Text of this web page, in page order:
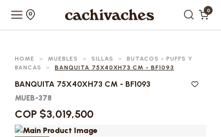
0
HOME > MUEBLES > SILLAS >
BUTACOS - PUFFS Y
BANCAS
> BANQUITA 75X40XH73 CM - BF1093
BANQUITA 75X40XH73 CM - BF1093
MUEB-378
COP $3,019,500